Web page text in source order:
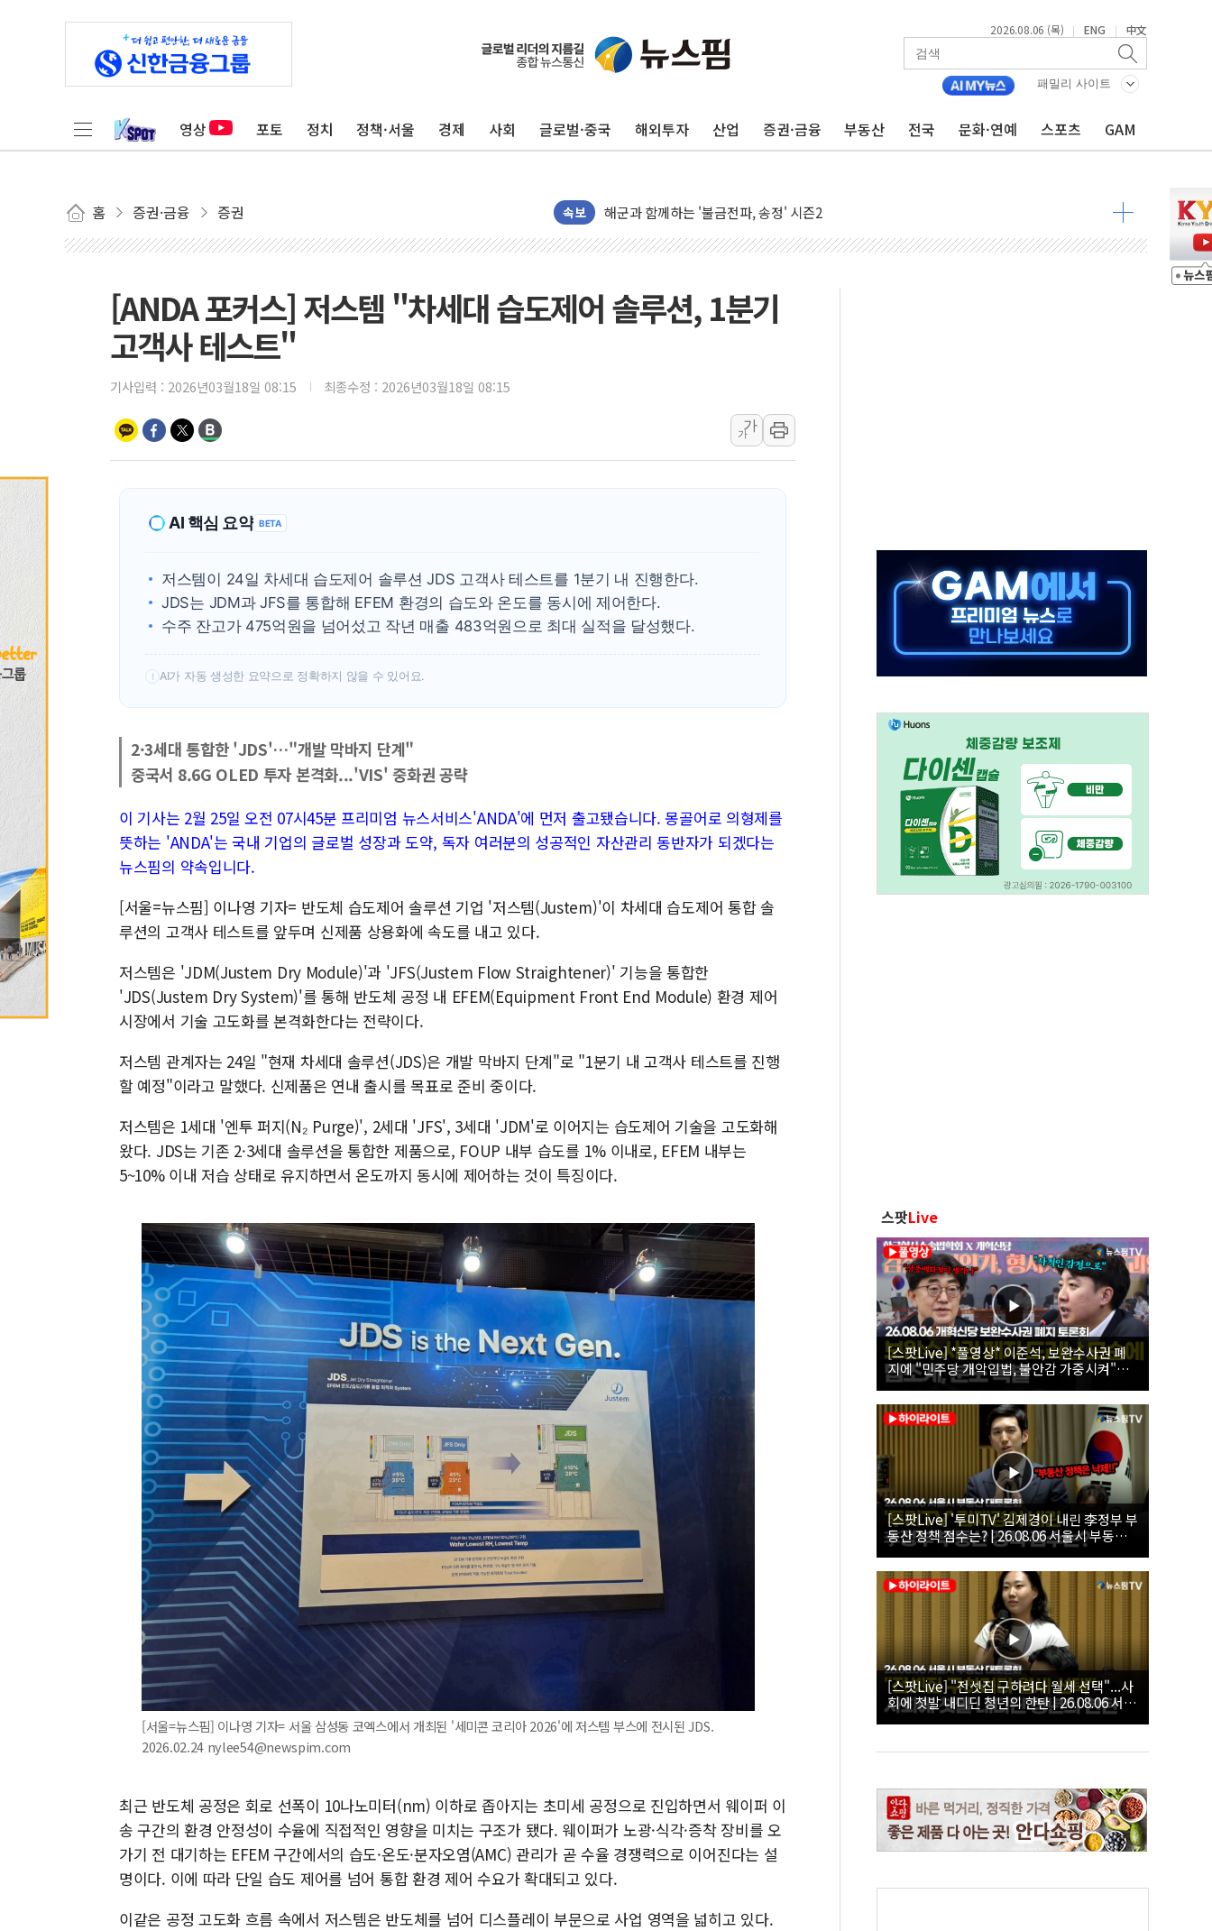
2026.08.06 (목) | ENG | 中文
패밀리 사이트
영상 포토 정치 정책·서울 경제 사회 글로벌·중국 해외투자 산업 증권·금융 부동산 전국 문화·연예 스포츠 GAM
홈 증권·금융 증권 속보
해군 1함대 창설 80주년…지역과 함께하는 '선봉'의 대민 봉사
[3보] 북, 원산서 동해로 단거리 탄도미사일 1발 발사… 올해 10번째·42일 만 도발
동해해경, 독도 해상서 부유물 감긴 어선 구조
주한미군 "오산기지 누출, 백린 아닌 무해한 표면 부식 물질"
해군과 함께하는 '불금전파, 송정' 시즌2
강원도 폭염특보 11일째…온열질환·가축 피해 최소화 '총력 대응'
[르포] 39도 폭염 속 잠실 개표소 시위 '62일째'..."대부분 여기서 상주"
강원·전라권 폭염중대경보 확대…온열질환자 2665명·사망 23명
종로·중구 오피스 78%가 준공 10년 이상…리뉴얼이 경쟁력 가른다
법원, '관저 이전 봐주기 감사' 유병호 구속적부심 기각
[종합] 특검, '양평' 원희룡 2차 조사…'당정대 회의' 한동훈·방기선 수사도 속도
[ANDA 포커스] 저스템 "차세대 습도제어 솔루션, 1분기
고객사 테스트"
기사입력 : 2026년03월18일 08:15 최종수정 : 2026년03월18일 08:15
가
가
AI 핵심 요약 BETA
저스템이 24일 차세대 습도제어 솔루션 JDS 고객사 테스트를 1분기 내 진행한다.
JDS는 JDM과 JFS를 통합해 EFEM 환경의 습도와 온도를 동시에 제어한다.
수주 잔고가 475억원을 넘어섰고 작년 매출 483억원으로 최대 실적을 달성했다.
! AI가 자동 생성한 요약으로 정확하지 않을 수 있어요.
2·3세대 통합한 'JDS'…"개발 막바지 단계"
중국서 8.6G OLED 투자 본격화...'VIS' 중화권 공략
이 기사는 2월 25일 오전 07시45분 프리미엄 뉴스서비스'ANDA'에 먼저 출고됐습니다. 몽골어로 의형제를
뜻하는 'ANDA'는 국내 기업의 글로벌 성장과 도약, 독자 여러분의 성공적인 자산관리 동반자가 되겠다는
뉴스핌의 약속입니다.
[서울=뉴스핌] 이나영 기자= 반도체 습도제어 솔루션 기업 '저스템(Justem)'이 차세대 습도제어 통합 솔
루션의 고객사 테스트를 앞두며 신제품 상용화에 속도를 내고 있다.
저스템은 'JDM(Justem Dry Module)'과 'JFS(Justem Flow Straightener)' 기능을 통합한
'JDS(Justem Dry System)'를 통해 반도체 공정 내 EFEM(Equipment Front End Module) 환경 제어
시장에서 기술 고도화를 본격화한다는 전략이다.
저스템 관계자는 24일 "현재 차세대 솔루션(JDS)은 개발 막바지 단계"로 "1분기 내 고객사 테스트를 진행
할 예정"이라고 말했다. 신제품은 연내 출시를 목표로 준비 중이다.
저스템은 1세대 '엔투 퍼지(N₂ Purge)', 2세대 'JFS', 3세대 'JDM'로 이어지는 습도제어 기술을 고도화해
왔다. JDS는 기존 2·3세대 솔루션을 통합한 제품으로, FOUP 내부 습도를 1% 이내로, EFEM 내부는
5~10% 이내 저습 상태로 유지하면서 온도까지 동시에 제어하는 것이 특징이다.
[서울=뉴스핌] 이나영 기자= 서울 삼성동 코엑스에서 개최된 '세미콘 코리아 2026'에 저스템 부스에 전시된 JDS.
2026.02.24 nylee54@newspim.com
최근 반도체 공정은 회로 선폭이 10나노미터(nm) 이하로 좁아지는 초미세 공정으로 진입하면서 웨이퍼 이
송 구간의 환경 안정성이 수율에 직접적인 영향을 미치는 구조가 됐다. 웨이퍼가 노광·식각·증착 장비를 오
가기 전 대기하는 EFEM 구간에서의 습도·온도·분자오염(AMC) 관리가 곧 수율 경쟁력으로 이어진다는 설
명이다. 이에 따라 단일 습도 제어를 넘어 통합 환경 제어 수요가 확대되고 있다.
이같은 공정 고도화 흐름 속에서 저스템은 반도체를 넘어 디스플레이 부문으로 사업 영역을 넓히고 있다.
스팟Live
[스팟Live] *풀영상* 이준석, 보완수사권 폐
지에 "민주당 개악입법, 불안감 가중시켜"｜
26.08.06 개혁신당 보완수사권 폐지 토론회
[스팟Live] '투미TV' 김제경이 내린 李정부 부
동산 정책 점수는? | 26.08.06 서울시 부동산
대토론회
[스팟Live] "전셋집 구하려다 월세 선택"...사
회에 첫발 내디딘 청년의 한탄 | 26.08.06 서울
시 부동산 대토론회